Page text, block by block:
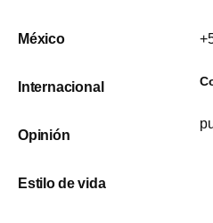
México
Internacional
Opinión
Estilo de vida